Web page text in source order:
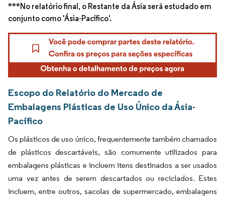
***No relatório final, o Restante da Ásia será estudado em
conjunto como 'Ásia-Pacífico'.
Escopo do Relatório do Mercado de
Embalagens Plásticas de Uso Único da Ásia-
Pacífico
Os plásticos de uso único, frequentemente também chamados
de plásticos descartáveis, são comumente utilizados para
embalagens plásticas e incluem itens destinados a ser usados
uma vez antes de serem descartados ou reciclados. Estes
incluem, entre outros, sacolas de supermercado, embalagens